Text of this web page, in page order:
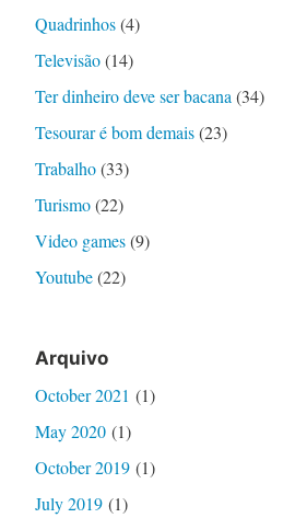
Quadrinhos(4)
Televisão(14)
Ter dinheiro deve ser bacana (34)
Tesourar é bom demais(23)
Trabalho(33)
Turismo(22)
Video games(9)
Youtube(22)
Arquivo
October 2021 (1)
May 2020(1)
October 2019(1)
July 2019(1)